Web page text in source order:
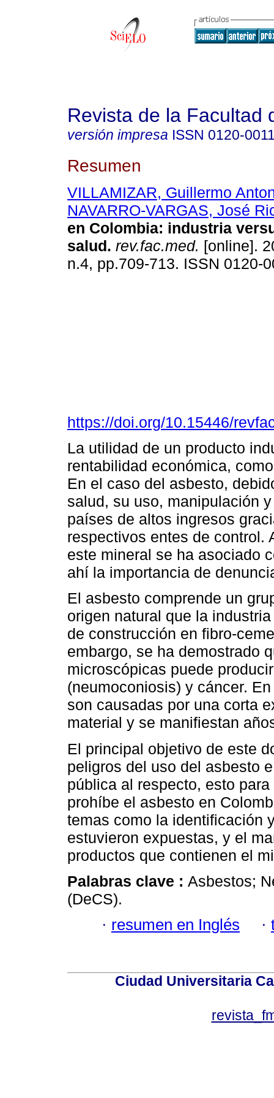
Revista de la Facultad
versión impresa ISSN 0120-
Resumen
VILLAMIZAR, Guillermo
NAVARRO-VARGAS, José
en Colombia: industria
salud. rev.fac.med. [online].
n.4, pp.709-713. ISSN 0120-
https://doi.org/10.15446/
La utilidad de un producto
rentabilidad económica,
En el caso del asbesto,
salud, su uso, manipulación
países de altos ingresos
respectivos entes de control.
este mineral se ha asociado
ahí la importancia de
El asbesto comprende un
origen natural que la
de construcción en fibro-
embargo, se ha demostrado
microscópicas puede
(neumoconiosis) y cáncer.
son causadas por una corta
material y se manifiestan
El principal objetivo de este
peligros del uso del asbesto
pública al respecto, esto
prohíbe el asbesto en
temas como la identificación
estuvieron expuestas, y el
productos que contienen el
Palabras clave : Asbestos;
(DeCS).
· resumen en Inglés ·
Ciudad Universitaria